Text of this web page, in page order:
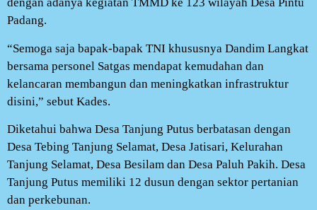
Padang.
“Semoga saja bapak-bapak TNI khususnya Dandim Langkat
bersama personel Satgas mendapat kemudahan dan
kelancaran membangun dan meningkatkan infrastruktur
disini,” sebut Kades.
Diketahui bahwa Desa Tanjung Putus berbatasan dengan
Desa Tebing Tanjung Selamat, Desa Jatisari, Kelurahan
Tanjung Selamat, Desa Besilam dan Desa Paluh Pakih. Desa
Tanjung Putus memiliki 12 dusun dengan sektor pertanian
dan perkebunan.